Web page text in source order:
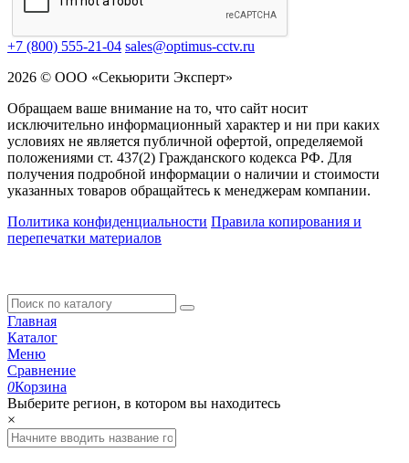
+7 (800) 555-21-04 sales@optimus-cctv.ru
2026 © ООО «Секьюрити Эксперт»
Обращаем ваше внимание на то, что сайт носит
исключительно информационный характер и ни при каких
условиях не является публичной офертой, определяемой
положениями ст. 437(2) Гражданского кодекса РФ. Для
получения подробной информации о наличии и стоимости
указанных товаров обращайтесь к менеджерам компании.
Политика конфиденциальности Правила копирования и
перепечатки материалов
Главная
Каталог
Меню
Сравнение
0Корзина
Выберите регион, в котором вы находитесь
×